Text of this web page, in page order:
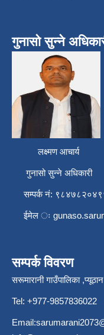
गुनासो सुन्ने
लक्ष्मण आचार्य
गुनासो सुन्ने अधिकारी
सम्पर्क नं:
ईमेल ः
सम्पर्क विवरण
सरूमारानी गाउँपालिका ,प्यूठान
Tel: +977-9857836022
Email: